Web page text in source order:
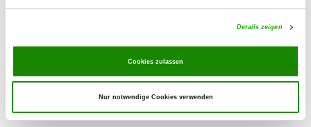
Details zeigen
Cookies zulassen
Nur notwendige Cookies verwenden
74864 Fahrenbach
Zuchtstätte: vom Himmeltal
Erdenwiese 12
63933 Mönchberg